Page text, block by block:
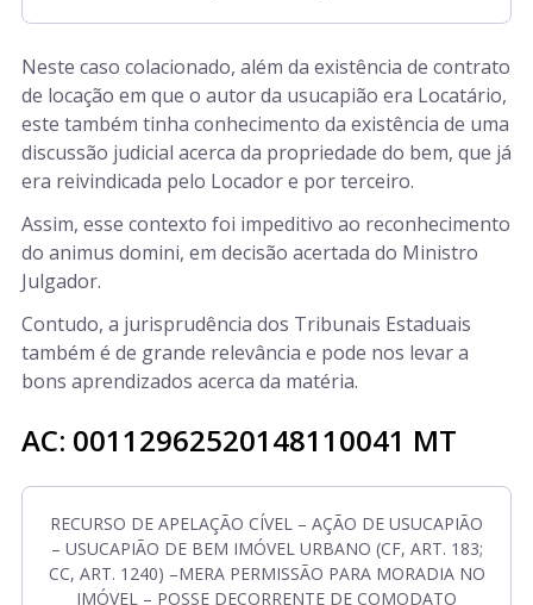
Neste caso colacionado, além da existência de contrato
de locação em que o autor da usucapião era Locatário,
este também tinha conhecimento da existência de uma
discussão judicial acerca da propriedade do bem, que já
era reivindicada pelo Locador e por terceiro.
Assim, esse contexto foi impeditivo ao reconhecimento
do animus domini, em decisão acertada do Ministro
Julgador.
Contudo, a jurisprudência dos Tribunais Estaduais
também é de grande relevância e pode nos levar a
bons aprendizados acerca da matéria.
AC: 00112962520148110041 MT
RECURSO DE APELAÇÃO CÍVEL – AÇÃO DE USUCAPIÃO
– USUCAPIÃO DE BEM IMÓVEL URBANO (CF, ART. 183;
CC, ART. 1240) –MERA PERMISSÃO PARA MORADIA NO
IMÓVEL – POSSE DECORRENTE DE COMODATO